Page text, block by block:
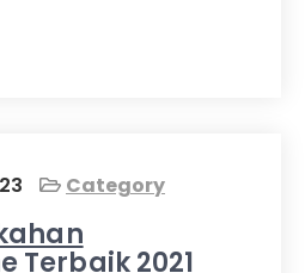
Category
Terbaik 2021